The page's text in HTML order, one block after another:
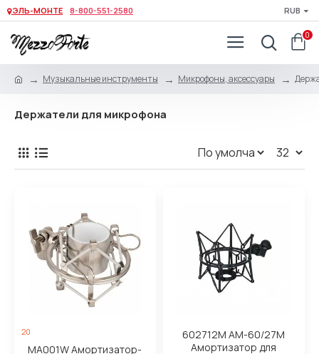
ЭЛЬ-МОНТЕ 8-800-551-2580 RUB
0
Музыкальные инструменты Микрофоны, аксессуары
Держатели для микрофона
20
MA001W Амортизатор-
602712М АМ-60/27М
Амортизатор для